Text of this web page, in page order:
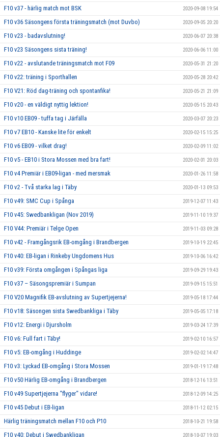
F10 v37 - härlig match mot BSK 2020-09-08 19:54
F10 v36 Säsongens första träningsmatch (mot Duvbo) 2020-09-05 20:20
F10 v23 - badavslutning! 2020-06-07 20:38
F10 v23 Säsongens sista träning! 2020-06-06 11:00
F10 v22 - avslutande träningsmatch mot F09 2020-05-31 21:20
F10 v22: träning i Sporthallen 2020-05-28 20:42
F10 V21: Röd dag-träning och spontanfika! 2020-05-21 21:09
F10 v20 - en väldigt nyttig lektion! 2020-05-15 20:43
F10 v10 EB09 - tuffa tag i Järfälla 2020-03-07 20:23
F10 v7 EB10 - Kanske lite för enkelt 2020-02-15 15:25
F10 v6 EB09 - vilket drag! 2020-02-09 11:02
F10 v5 - EB10 i Stora Mossen med bra fart! 2020-02-01 20:03
F10 v4 Premiär i EB09-ligan - med mersmak 2020-01-26 11:58
F10 v2 - Två starka lag i Täby 2020-01-13 09:53
F10 v49: SMC Cup i Spånga 2019-12-07 11:43
F10 v45: Swedbankligan (Nov 2019) 2019-11-10 19:37
F10 V44: Premiär i Telge Open 2019-11-03 09:28
F10 v42 - Framgångsrik EB-omgång i Brandbergen 2019-10-19 22:45
F10 v40: EB-ligan i Rinkeby Ungdomens Hus 2019-10-06 16:42
F10 v39: Första omgången i Spångas liga 2019-09-29 19:43
F10 v37 – Säsongspremiär i Sumpan 2019-09-15 15:51
F10 V20 Magnifik EB-avslutning av Supertjejerna! 2019-05-18 17:44
F10 v18: Säsongen sista Swedbankliga i Täby 2019-05-05 17:18
F10 v12: Energi i Djursholm 2019-03-24 17:39
F10 v6: Full fart i Täby! 2019-02-10 16:57
F10 v5: EB-omgång i Huddinge 2019-02-02 14:47
F10 v3: Lyckad EB-omgång i Stora Mossen 2019-01-19 17:48
F10 v50 Härlig EB-omgång i Brandbergen 2018-12-16 13:51
F10 v49 Supertjejerna "flyger" vidare! 2018-12-09 14:25
F10 v45 Debut i EB-ligan 2018-11-12 02:15
Härlig träningsmatch mellan F10 och P10 2018-10-21 19:58
F10 v40: Debut i Swedbankligan 2018-10-07 19:03